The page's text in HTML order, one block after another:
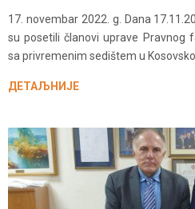
17. novembar 2022. g. Dana
su posetili članovi uprave Pravnog
sa privremenim sedištem u
ДЕТАЉНИЈЕ